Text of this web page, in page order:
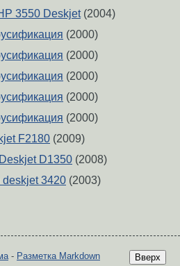
3550 Deskjet(2004)
(2000)
(2000)
(2000)
(2000)
(2000)
F2180 (2009)
D1350 (2008)
deskjet 3420 (2003)
Вверх
- Разметка Markdown